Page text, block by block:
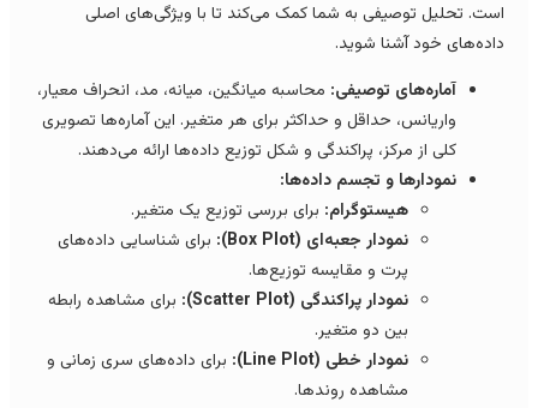
تحلیل توصیفی به شما کمک می‌کند تا با ویژگی‌های اصلی
خود آشنا شوید.
آماره‌های توصیفی:محاسبه میانگین، میانه، مد، انحراف معیار،
واریانس، حداقل و حداکثر برای هر متغیر. این آماره‌ها تصویری
کلی از مرکز، پراکندگی و شکل توزیع داده‌ها ارائه می‌دهند.
نمودارها و تجسم داده‌ها:
هیستوگرام:برای بررسی توزیع یک متغیر.
نمودار جعبه‌ای (Box Plot):
برای شناسایی داده‌های
پرت و مقایسه توزیع‌ها.
نمودار پراکندگی (Scatter Plot):
برای مشاهده رابطه
بین دو متغیر.
نمودار خطی (Line Plot):
برای داده‌های سری زمانی و
مشاهده روندها.